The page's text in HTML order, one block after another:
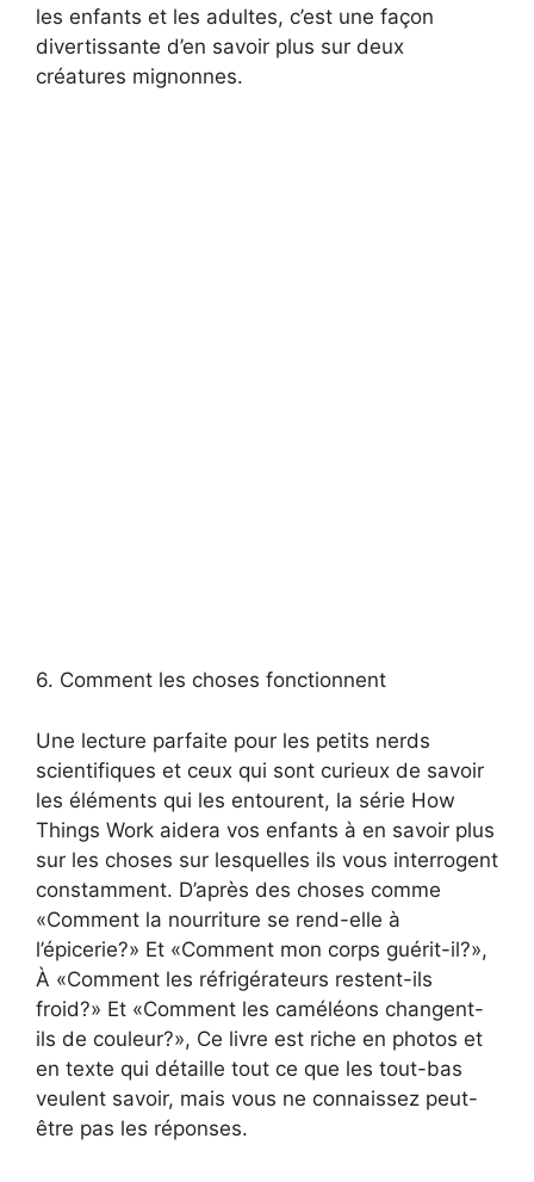
les enfants et les adultes, c’est une façon
divertissante d’en savoir plus sur deux
créatures mignonnes.
6. Comment les choses fonctionnent
Une lecture parfaite pour les petits nerds
scientifiques et ceux qui sont curieux de savoir
les éléments qui les entourent, la série How
Things Work aidera vos enfants à en savoir plus
sur les choses sur lesquelles ils vous interrogent
constamment. D’après des choses comme
«Comment la nourriture se rend-elle à
l’épicerie?» Et «Comment mon corps guérit-il?»,
À «Comment les réfrigérateurs restent-ils
froid?» Et «Comment les caméléons changent-
ils de couleur?», Ce livre est riche en photos et
en texte qui détaille tout ce que les tout-bas
veulent savoir, mais vous ne connaissez peut-
être pas les réponses.